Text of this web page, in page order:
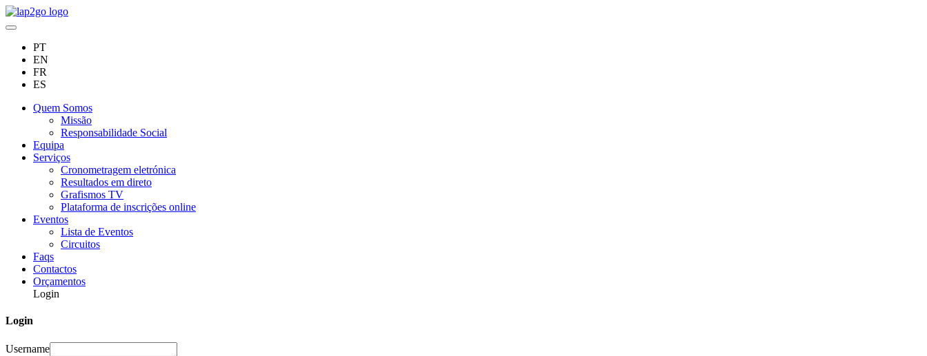
PT
EN
FR
ES
Quem Somos
Missão
Responsabilidade Social
Equipa
Serviços
Cronometragem eletrónica
Resultados em direto
Grafismos TV
Plataforma de inscrições online
Eventos
Lista de Eventos
Circuitos
Faqs
Contactos
Orçamentos
Login
Login
Username